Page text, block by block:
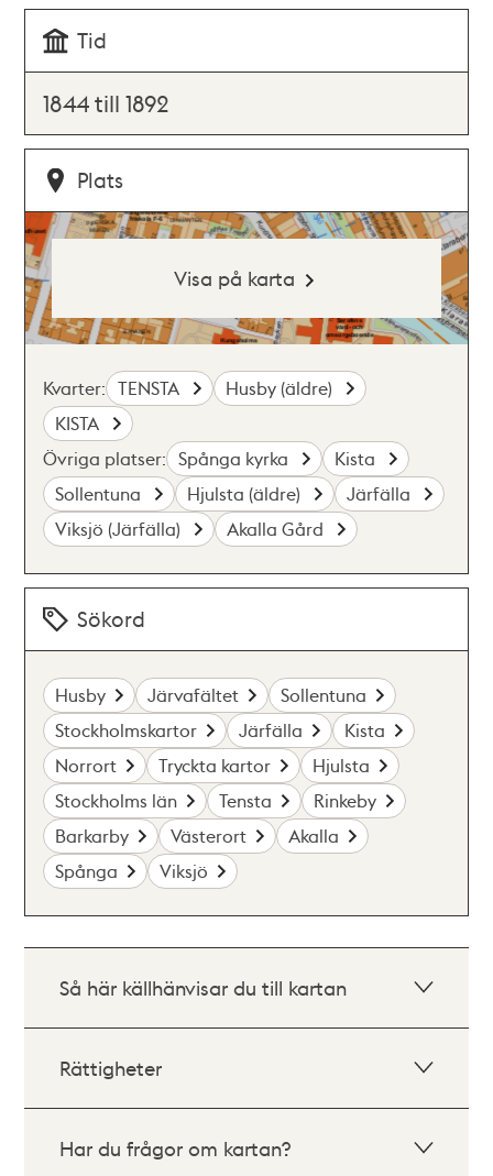
Tid
1844 till 1892
Plats
Visa på karta
Kvarter: TENSTA
Husby (äldre)
KISTA
Övriga platser: Spånga kyrka
Kista
Sollentuna
Hjulsta (äldre)
Järfälla
Viksjö (Järfälla)
Akalla Gård
Sökord
Husby Järvafältet
Sollentuna
Stockholmskartor
Järfälla
Kista
Norrort
Tryckta kartor
Hjulsta
Stockholms län
Tensta
Rinkeby
Barkarby
Västerort
Akalla
Spånga
Viksjö
Så här källhänvisar du till kartan
Rättigheter
Har du frågor om kartan?